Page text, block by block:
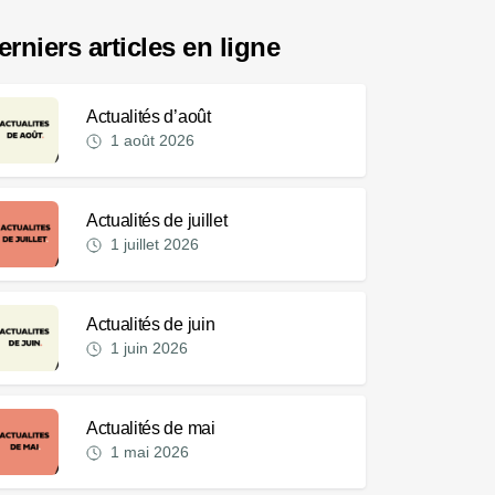
articles en ligne
Actualités d’août
1 août 2026
Actualités de juillet
1 juillet 2026
Actualités de juin
1 juin 2026
Actualités de mai
1 mai 2026